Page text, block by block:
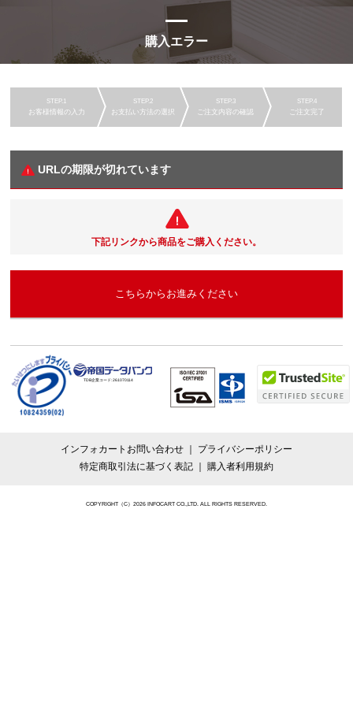
購入エラー
お客様情報の入力 お支払い方法の選択 ご注文内容の確認 ご注文完了
URLの期限が切れています
下記リンクから商品をご購入ください。
こちらからお進みください
TDB企業コード:261070114
インフォカートお問い合わせ
プライバシーポリシー
特定商取引法に基づく表記
購入者利用規約
COPYRIGHT（C）2026 INFOCART CO.,LTD. ALL RIGHTS RESERVED.